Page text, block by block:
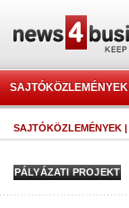
SAJTÓKÖZLEMÉNYEK
SAJTÓKÖZLEMÉNYEK |
PÁLYÁZATI PROJEKT